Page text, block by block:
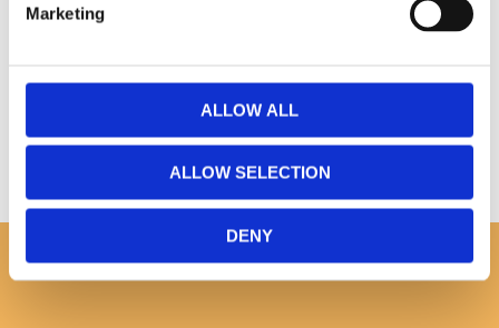
Marketing
ALLOW ALL
ALLOW SELECTION
DENY
Bli den första att lämna ett omdöme.